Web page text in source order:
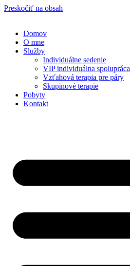
Preskočiť na obsah
Domov
O mne
Služby
Individuálne sedenie
VIP individuálna spolupráca
Vzťahová terapia pre páry
Skupinové terapie
Pobyty
Kontakt